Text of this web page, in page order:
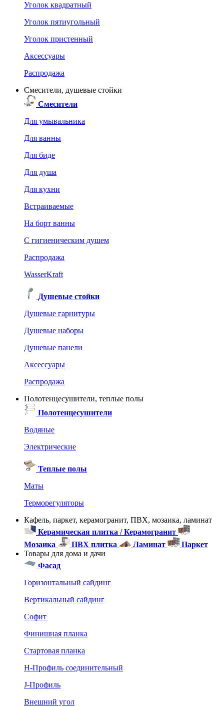
Уголок квадратный
Уголок пятиугольный
Уголок пристенный
Аксессуары
Распродажа
Смесители, душевые стойки
Смесители
Для умывальника
Для ванны
Для биде
Для душа
Для кухни
Встраиваемые
На борт ванны
C гигиеническим душем
Распродажа
WasserKraft
Душевые стойки
Душевые гарнитуры
Душевые наборы
Душевые панели
Аксессуары
Распродажа
Полотенцесушители, теплые полы
Полотенцесушители
Водяные
Электрические
Теплые полы
Маты
Терморегуляторы
Кафель, паркет, керамогранит, ПВХ, мозаика, ламинат
Керамическая плитка / Керамогранит
Мозаика
ПВХ плитка Ламинат
Паркет
Товары для дома и дачи
Фасад
Горизонтальный сайдинг
Вертикальный сайдинг
Софит
Финишная планка
Стартовая планка
Н-Профиль соединительный
J-Профиль
Внешний угол